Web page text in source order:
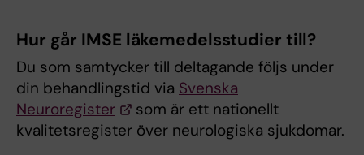
Hur går IMSE läkemedelsstudier till?
Du som samtycker till deltagande följs under
din behandlingstid via Svenska
Neuroregister
som är ett nationellt
kvalitetsregister över neurologiska sjukdomar.